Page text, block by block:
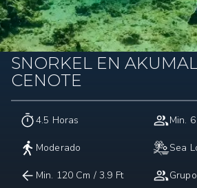
SNORKEL EN
CENOTE
4.5 Horas Min.
Moderado Sea
Min. 120 Cm / 3.9 Ft